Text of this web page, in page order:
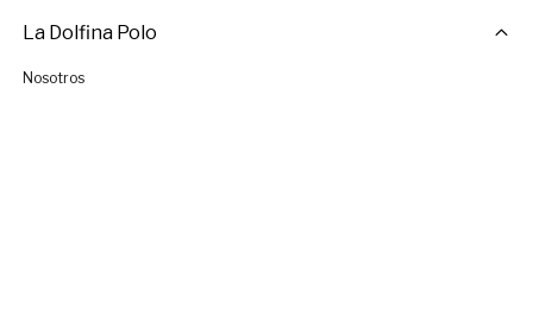
La Dolfina Polo
Nosotros